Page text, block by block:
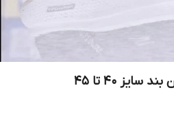
کتونی اسکیچرز طبی بدون بند سایز 40 تا 45